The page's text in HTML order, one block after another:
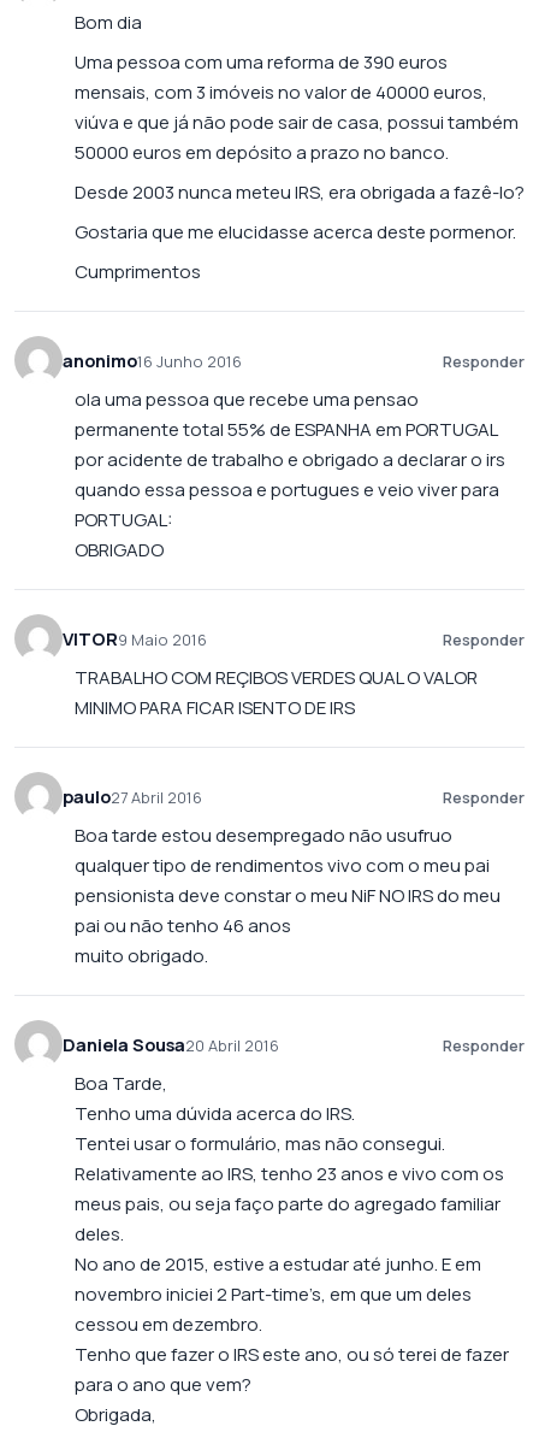
Bom dia
Uma pessoa com uma reforma de 390 euros
mensais, com 3 imóveis no valor de 40000 euros,
viúva e que já não pode sair de casa, possui também
50000 euros em depósito a prazo no banco.
Desde 2003 nunca meteu IRS, era obrigada a fazê-lo?
Gostaria que me elucidasse acerca deste pormenor.
Cumprimentos
anonimo16 Junho 2016 Responder
ola uma pessoa que recebe uma pensao
permanente total 55% de ESPANHA em PORTUGAL
por acidente de trabalho e obrigado a declarar o irs
quando essa pessoa e portugues e veio viver para
PORTUGAL:
OBRIGADO
VITOR9 Maio 2016 Responder
TRABALHO COM REÇIBOS VERDES QUAL O VALOR
MINIMO PARA FICAR ISENTO DE IRS
paulo27 Abril 2016 Responder
Boa tarde estou desempregado não usufruo
qualquer tipo de rendimentos vivo com o meu pai
pensionista deve constar o meu NiF NO IRS do meu
pai ou não tenho 46 anos
muito obrigado.
Daniela Sousa20 Abril 2016 Responder
Boa Tarde,
Tenho uma dúvida acerca do IRS.
Tentei usar o formulário, mas não consegui.
Relativamente ao IRS, tenho 23 anos e vivo com os
meus pais, ou seja faço parte do agregado familiar
deles.
No ano de 2015, estive a estudar até junho. E em
novembro iniciei 2 Part-time’s, em que um deles
cessou em dezembro.
Tenho que fazer o IRS este ano, ou só terei de fazer
para o ano que vem?
Obrigada,